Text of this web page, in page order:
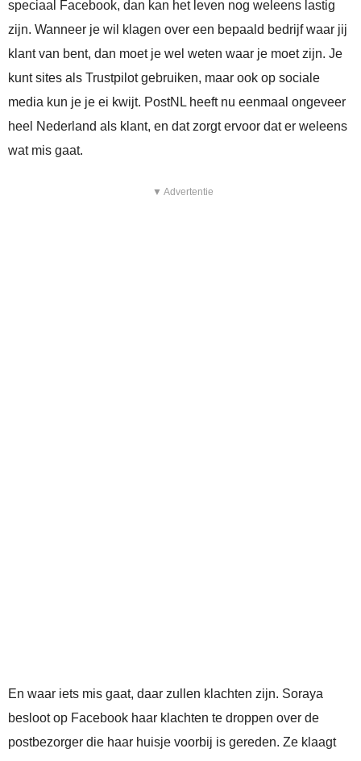
speciaal Facebook, dan kan het leven nog weleens lastig
zijn. Wanneer je wil klagen over een bepaald bedrijf waar jij
klant van bent, dan moet je wel weten waar je moet zijn. Je
kunt sites als Trustpilot gebruiken, maar ook op sociale
media kun je je ei kwijt. PostNL heeft nu eenmaal ongeveer
heel Nederland als klant, en dat zorgt ervoor dat er weleens
wat mis gaat.
▼ Advertentie
En waar iets mis gaat, daar zullen klachten zijn. Soraya
besloot op Facebook haar klachten te droppen over de
postbezorger die haar huisje voorbij is gereden. Ze klaagt